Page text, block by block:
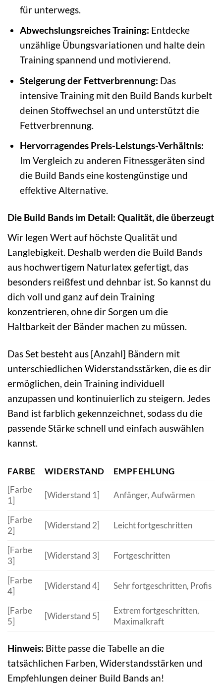
für unterwegs.
Abwechslungsreiches Training: Entdecke
unzählige Übungsvariationen und halte dein
Training spannend und motivierend.
Steigerung der Fettverbrennung: Das
intensive Training mit den Build Bands kurbelt
deinen Stoffwechsel an und unterstützt die
Fettverbrennung.
Hervorragendes Preis-Leistungs-Verhältnis:
Im Vergleich zu anderen Fitnessgeräten sind
die Build Bands eine kostengünstige und
effektive Alternative.
Die Build Bands im Detail: Qualität, die überzeugt
Wir legen Wert auf höchste Qualität und
Langlebigkeit. Deshalb werden die Build Bands
aus hochwertigem Naturlatex gefertigt, das
besonders reißfest und dehnbar ist. So kannst du
dich voll und ganz auf dein Training
konzentrieren, ohne dir Sorgen um die
Haltbarkeit der Bänder machen zu müssen.
Das Set besteht aus [Anzahl] Bändern mit
unterschiedlichen Widerstandsstärken, die es dir
ermöglichen, dein Training individuell
anzupassen und kontinuierlich zu steigern. Jedes
Band ist farblich gekennzeichnet, sodass du die
passende Stärke schnell und einfach auswählen
kannst.
FARBE WIDERSTAND
EMPFEHLUNG
[Farbe
1]
[Widerstand 1] Anfänger, Aufwärmen
[Farbe
2]
[Widerstand 2] Leicht fortgeschritten
[Farbe
3]
[Widerstand 3] Fortgeschritten
[Farbe
4]
[Widerstand 4] Sehr fortgeschritten, Profis
[Farbe
5]
[Widerstand 5]
Extrem fortgeschritten,
Maximalkraft
Hinweis: Bitte passe die Tabelle an die
tatsächlichen Farben, Widerstandsstärken und
Empfehlungen deiner Build Bands an!